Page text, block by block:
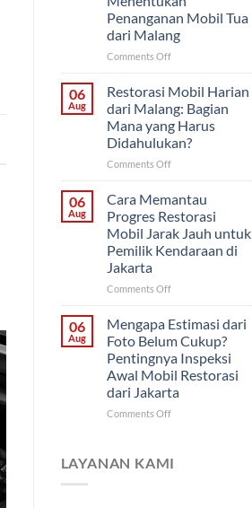
Strategi
Proyek
Mobil
Klasik
di
Solo
Penanganan Mobil Tua
dari Malang
Comments Offon
Ulang
Saja
atau
Restorasi
Bodi?
Cara
Penanganan
Mobil
Tua
dari
Malang
06
Aug
Restorasi Mobil Harian
dari Malang: Bagian
Mana yang Harus
Didahulukan?
Comments Offon
Mobil
Harian
dari
Malang:
Bagian
yang
06
Aug
Cara Memantau
Progres Restorasi
Mobil Jarak Jauh untuk
Pemilik Kendaraan di
Jakarta
Comments Offon
Memantau
Progres
Restorasi
Mobil
Jarak
Jauh
untuk
Jakarta
06
Aug
Mengapa Estimasi dari
Foto Belum Cukup?
Pentingnya Inspeksi
Awal Mobil Restorasi
dari Jakarta
Comments Offon
dari
LAYANAN KAMI